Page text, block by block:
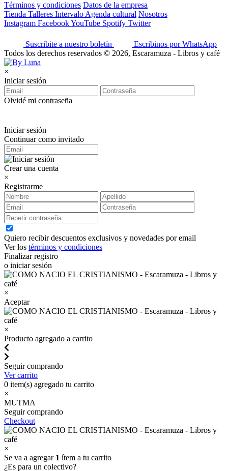
Términos y condiciones Datos de la empresa
Tienda Talleres Intervalo Agenda cultural Nosotros
Instagram FacebookYouTube Spotify Twitter
Suscribite a nuestro boletín
Escribinos por WhatsApp
Todos los derechos reservados © 2026, Escaramuza - Libros y café
×
Iniciar sesión
Olvidé mi contraseña
Iniciar sesión
Continuar como invitado
Crear una cuenta
×
Registrarme
Quiero recibir descuentos exclusivos y novedades por email
Ver los términos y condiciones
Finalizar registro
o iniciar sesión
×
Aceptar
×
Producto agregado a carrito
Seguir comprando
Ver carrito
0 item(s) agregado tu carrito
×
MUTMA
Seguir comprando
Checkout
×
Se va a agregar 1 ítem a tu carrito
¿Es para un colectivo?